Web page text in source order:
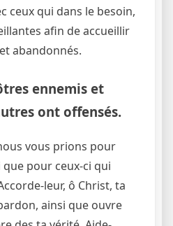
ceux qui dans le besoin,
afin de accueillir
abandonnés.
ennemis et
ont offensés.
vous prions pour
pour ceux-ci qui
leur, ô Christ, ta
ainsi que ouvre